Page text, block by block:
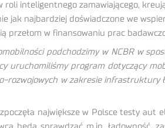
inteligentnego zamawiającego,
jak najbardziej doświadczone we
przełom w finansowaniu prac
podchodzimy w NCBR w
uruchomiliśmy program dotyczący
rozwojowych w zakresie
największe w Polsce testy aut